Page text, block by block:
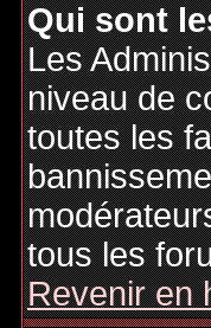
Qui sont
Les
niveau de
toutes les
tous les
Revenir en